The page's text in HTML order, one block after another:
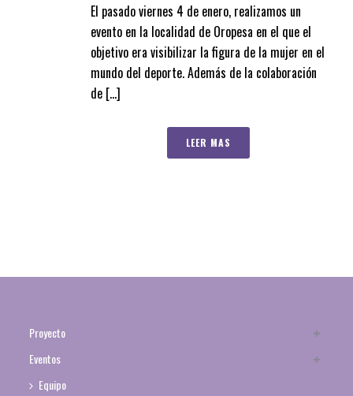
El pasado viernes 4 de enero, realizamos un
evento en la localidad de Oropesa en el que el
objetivo era visibilizar la figura de la mujer en el
mundo del deporte. Además de la colaboración
de [...]
LEER MAS
Proyecto
Eventos
Equipo